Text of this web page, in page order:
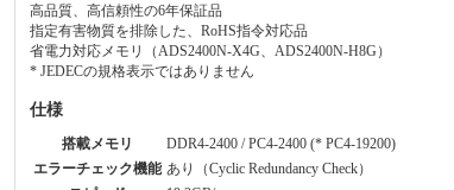
高品質、高信頼性の6年保証品
指定有害物質を排除した、RoHS指令対応品
省電力対応メモリ（ADS2400N-X4G、ADS2400N-H8G）
* JEDECの規格表示ではありません
仕様
搭載メモリ
DDR4-2400 / PC4-2400 (* PC4-19200)
エラーチェック機能 あり（Cyclic Redundancy Check）